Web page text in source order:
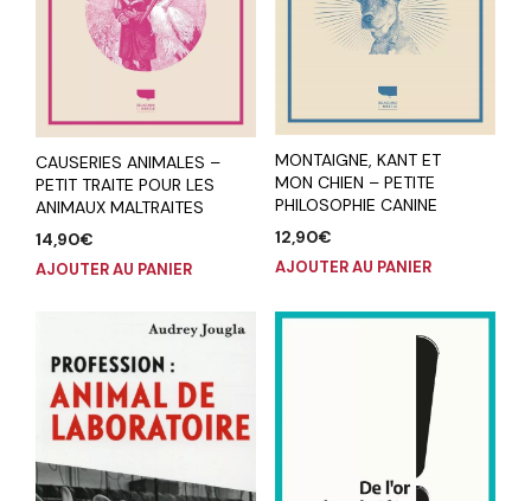
CAUSERIES ANIMALES –
PETIT TRAITE POUR LES
ANIMAUX MALTRAITES
14,90€
AJOUTER AU PANIER
MONTAIGNE, KANT ET
MON CHIEN – PETITE
PHILOSOPHIE CANINE
12,90€
AJOUTER AU PANIER